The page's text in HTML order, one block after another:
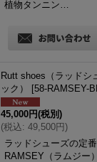
植物タンニン…
Rutt shoes（ラッドシ
ック）
[58-RAMSEY-
45,000円(税別)
(税込: 49,500円)
ラッドシューズの定
RAMSEY（ラムジー